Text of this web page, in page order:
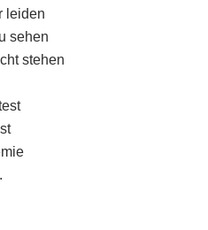
leiden
sehen
stehen